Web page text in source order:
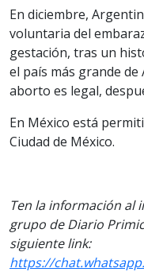
En diciembre,
voluntaria del
gestación, tras un
el país más grande de
aborto es legal,
En México está
Ciudad de México.
Ten la información al
grupo de Diario
siguiente link:
https://